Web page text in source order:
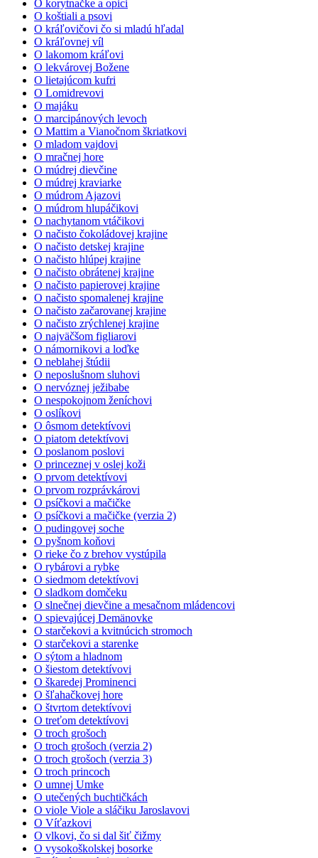
O korytnačke a opici
O koštiali a psovi
O kráľovičovi čo si mladú hľadal
O kráľovnej víl
O lakomom kráľovi
O lekvárovej Božene
O lietajúcom kufri
O Lomidrevovi
O majáku
O marcipánových levoch
O Mattim a Vianočnom škriatkovi
O mladom vajdovi
O mračnej hore
O múdrej dievčine
O múdrej kraviarke
O múdrom Ajazovi
O múdrom hlupáčikovi
O nachytanom vtáčikovi
O načisto čokoládovej krajine
O načisto detskej krajine
O načisto hlúpej krajine
O načisto obrátenej krajine
O načisto papierovej krajine
O načisto spomalenej krajine
O načisto začarovanej krajine
O načisto zrýchlenej krajine
O najväčšom figliarovi
O námornikovi a loďke
O neblahej štúdii
O neposlušnom sluhovi
O nervóznej ježibabe
O nespokojnom ženíchovi
O oslíkovi
O ôsmom detektívovi
O piatom detektívovi
O poslanom poslovi
O princeznej v oslej koži
O prvom detektívovi
O prvom rozprávkárovi
O psíčkovi a mačičke
O psíčkovi a mačičke (verzia 2)
O pudingovej soche
O pyšnom koňovi
O rieke čo z brehov vystúpila
O rybárovi a rybke
O siedmom detektívovi
O sladkom domčeku
O slnečnej dievčine a mesačnom mládencovi
O spievajúcej Demänovke
O starčekovi a kvitnúcich stromoch
O starčekovi a starenke
O sýtom a hladnom
O šiestom detektívovi
O škaredej Prominenci
O šľahačkovej hore
O štvrtom detektívovi
O treťom detektívovi
O troch grošoch
O troch grošoch (verzia 2)
O troch grošoch (verzia 3)
O troch princoch
O umnej Umke
O utečených buchtičkách
O viole Viole a sláčiku Jaroslavovi
O Víťazkovi
O vlkovi, čo si dal šiť čižmy
O vysokoškolskej bosorke